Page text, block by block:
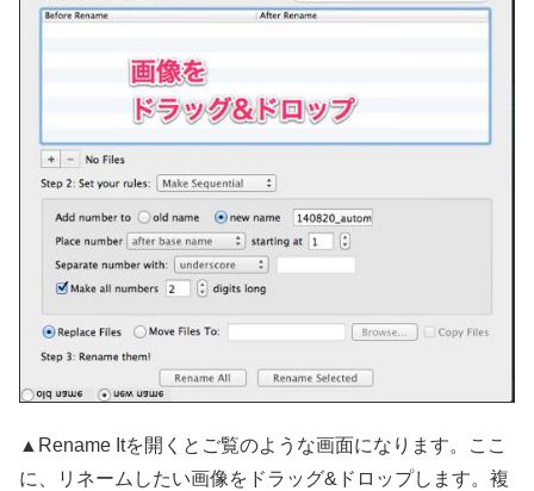
▲Rename Itを開くとご覧のような画面になります。ここ
に、リネームしたい画像をドラッグ&ドロップします。複